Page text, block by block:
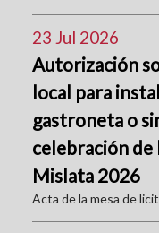
23 Jul 2026
Autorización
local para
gastroneta o
celebración de
Mislata 2026
Acta de la mesa de